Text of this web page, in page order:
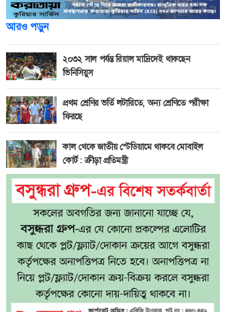
আরও পড়ুন
২০৩২ সাল পর্যন্ত রিয়াল মাদ্রিদেই থাকছেন
ভিনিসিয়ুস
প্রথম শ্রেণির ভর্তি লটারিতে, অন্য শ্রেণিতে পরীক্ষা
ফিরছে
কাল থেকে জাতীয় স্টেডিয়ামে থাকবে মোবাইল
কোর্ট : ক্রীড়া প্রতিমন্ত্রী